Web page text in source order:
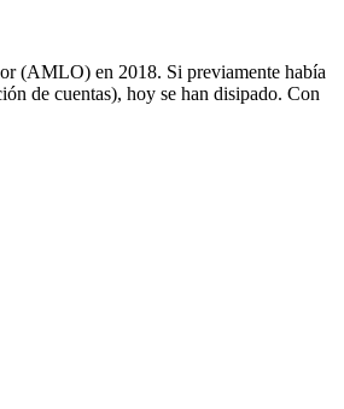
(AMLO) en 2018. Si previamente había
de cuentas), hoy se han disipado. Con